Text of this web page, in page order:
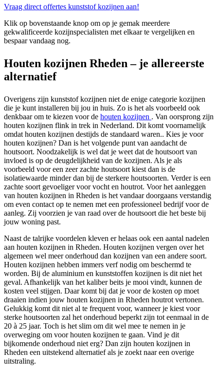
Vraag direct offertes kunststof kozijnen aan!
Klik op bovenstaande knop om op je gemak meerdere
gekwalificeerde kozijnspecialisten met elkaar te vergelijken en
bespaar vandaag nog.
Houten kozijnen Rheden – je allereerste
alternatief
Overigens zijn kunststof kozijnen niet de enige categorie kozijnen
die je kunt installeren bij jou in huis. Zo is het als voorbeeld ook
denkbaar om te kiezen voor de houten kozijnen . Van oorsprong zijn
houten kozijnen flink in trek in Nederland. Dit komt voornamelijk
omdat houten kozijnen destijds de standaard waren.. Kies je voor
houten kozijnen? Dan is het volgende punt van aandacht de
houtsoort. Noodzakelijk is wel dat je weet dat de houtsoort van
invloed is op de deugdelijkheid van de kozijnen. Als je als
voorbeeld voor een zeer zachte houtsoort kiest dan is de
isolatiewaarde minder dan bij de sterkere houtsoorten. Verder is een
zachte soort gevoeliger voor vocht en houtrot. Voor het aanleggen
van houten kozijnen in Rheden is het vandaar doorgaans verstandig
om even contact op te nemen met een professioneel bedrijf voor de
aanleg. Zij voorzien je van raad over de houtsoort die het beste bij
jouw woning past.
Naast de talrijke voordelen kleven er helaas ook een aantal nadelen
aan houten kozijnen in Rheden. Houten kozijnen vergen over het
algemeen wel meer onderhoud dan kozijnen van een andere soort.
Houten kozijnen hebben immers verf nodig om beschermd te
worden. Bij de aluminium en kunststoffen kozijnen is dit niet het
geval. Afhankelijk van het kaliber beits je mooi vindt, kunnen de
kosten veel stijgen. Daar komt bij dat je voor de kosten op moet
draaien indien jouw houten kozijnen in Rheden houtrot vertonen.
Gelukkig komt dit niet al te frequent voor, wanneer je kiest voor
sterke houtsoorten zal het onderhoud beperkt zijn tot eenmaal in de
20 à 25 jaar. Toch is het slim om dit wel mee te nemen in je
overweging om voor houten kozijnen te gaan. Vind je dit
bijkomende onderhoud niet erg? Dan zijn houten kozijnen in
Rheden een uitstekend alternatief als je zoekt naar een overige
uitstraling.